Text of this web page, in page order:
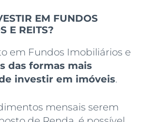
EM FUNDOS
E REITS?
em Fundos Imobiliários e
das formas mais
investir em imóveis.
mensais serem